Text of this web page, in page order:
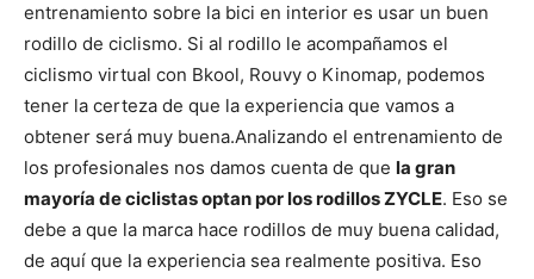
entrenamiento sobre la bici en interior es usar un buen
rodillo de ciclismo. Si al rodillo le acompañamos el
ciclismo virtual con Bkool, Rouvy o Kinomap, podemos
tener la certeza de que la experiencia que vamos a
obtener será muy buena.Analizando el entrenamiento de
los profesionales nos damos cuenta de que la gran
mayoría de ciclistas optan por los rodillos ZYCLE. Eso se
debe a que la marca hace rodillos de muy buena calidad,
de aquí que la experiencia sea realmente positiva. Eso